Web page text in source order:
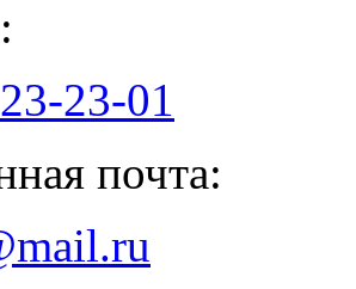
23-23-01
почта: